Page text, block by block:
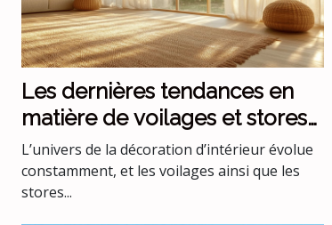
Les dernières tendances en
matière de voilages et stores
pour intérieurs
L’univers de la décoration d’intérieur évolue
constamment, et les voilages ainsi que les
stores...